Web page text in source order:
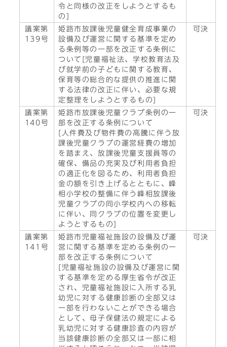
令と同様の改正をしようとするも
の]
議案第
139号
姫路市放課後児童健全育成事業の
設備及び運営に関する基準を定め
る条例等の一部を改正する条例に
ついて[児童福祉法、学校教育法及
び就学前の子どもに関する教育、
保育等の総合的な提供の推進に関
する法律の改正に伴い、必要な規
定整理をしようとするもの]
可決
議案第
140号
姫路市放課後児童クラブ条例の一
部を改正する条例について
[人件費及び物件費の高騰に伴う放
課後児童クラブの運営経費の増加
を踏まえ、放課後児童支援員等の
確保、備品の充実及び利用者負担
の適正化を図るため、利用者負担
金の額を引き上げるとともに、峰
相小学校の整備に伴う峰相放課後
児童クラブの同小学校内への移転
に伴い、同クラブの位置を変更し
ようとするもの]
可決
議案第
141号
姫路市児童福祉施設の設備及び運
営に関する基準を定める条例の一
部を改正する条例について
[児童福祉施設の設備及び運営に関
する基準を定める厚生省令が改正
され、児童福祉施設に入所する乳
幼児に対する健康診断の全部又は
一部を行わないことができる場合
として、母子保健法の規定による
乳幼児に対する健康診査の内容が
当該健康診断の全部又は一部に相
可決